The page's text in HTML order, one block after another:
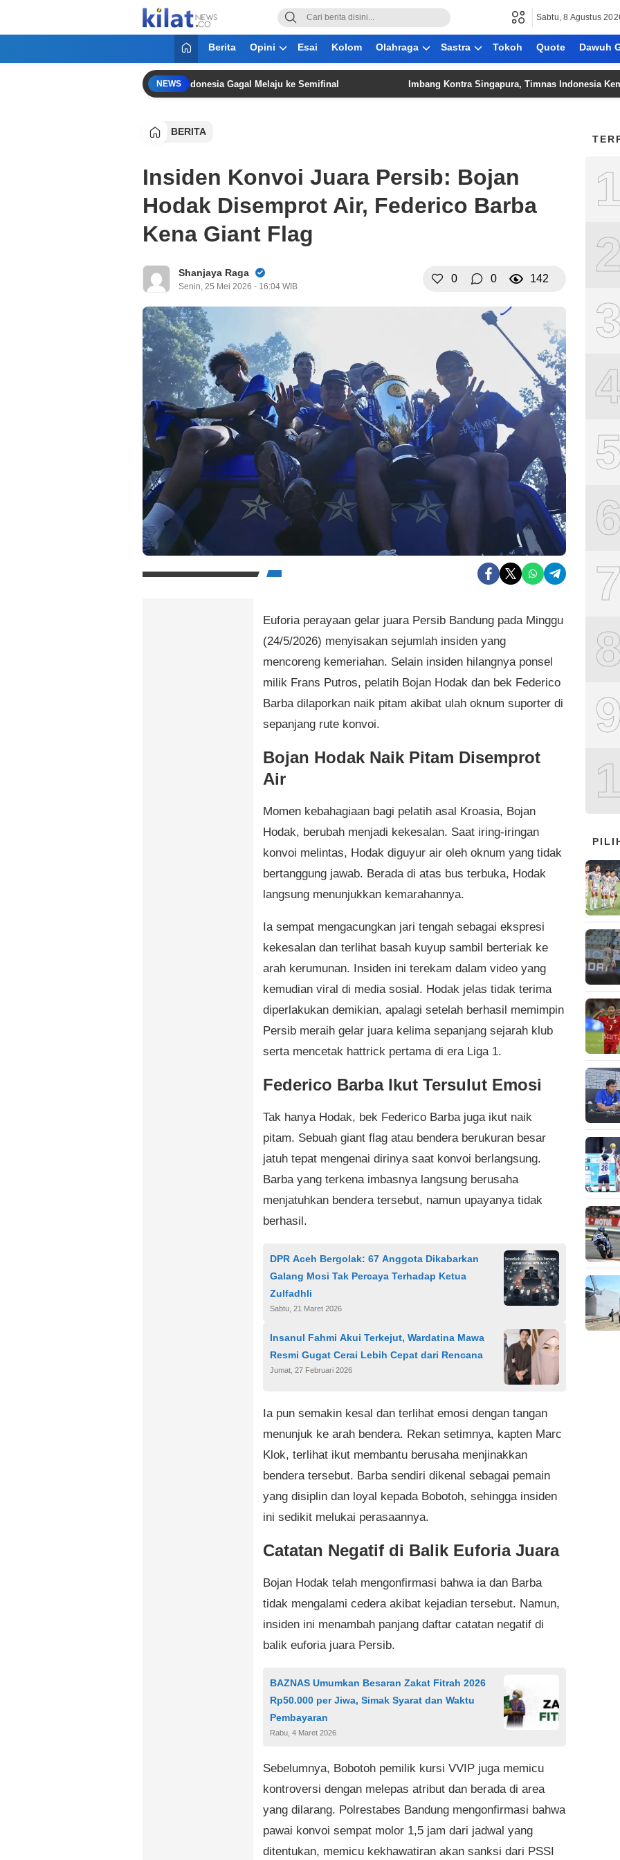
KilatNews.co
Mencerdaskan Anak Bangsa
Sabtu, 8 Agustus
Berita Opini Esai Kolom Olahraga Sastra Tokoh Quote Dawuh
NEWS
Grup A Piala AFF 2026, Timnas Indonesia Gagal Melaju ke Semifinal Imbang Kontra Singapura, Timnas Indonesia Kembali
BERITA
Insiden Konvoi Juara Persib: Bojan
Hodak Disemprot Air, Federico Barba
Kena Giant Flag
Shanjaya Raga
Senin, 25 Mei 2026 - 16:04 WIB
0 0 142
Euforia perayaan gelar juara Persib Bandung pada Minggu
(24/5/2026) menyisakan sejumlah insiden yang
mencoreng kemeriahan. Selain insiden hilangnya ponsel
milik Frans Putros, pelatih Bojan Hodak dan bek Federico
Barba dilaporkan naik pitam akibat ulah oknum suporter di
sepanjang rute konvoi.
Bojan Hodak Naik Pitam Disemprot
Air
Momen kebahagiaan bagi pelatih asal Kroasia, Bojan
Hodak, berubah menjadi kekesalan. Saat iring-iringan
konvoi melintas, Hodak diguyur air oleh oknum yang tidak
bertanggung jawab. Berada di atas bus terbuka, Hodak
langsung menunjukkan kemarahannya.
Ia sempat mengacungkan jari tengah sebagai ekspresi
kekesalan dan terlihat basah kuyup sambil berteriak ke
arah kerumunan. Insiden ini terekam dalam video yang
kemudian viral di media sosial. Hodak jelas tidak terima
diperlakukan demikian, apalagi setelah berhasil memimpin
Persib meraih gelar juara kelima sepanjang sejarah klub
serta mencetak hattrick pertama di era Liga 1.
Federico Barba Ikut Tersulut Emosi
Tak hanya Hodak, bek Federico Barba juga ikut naik
pitam. Sebuah giant flag atau bendera berukuran besar
jatuh tepat mengenai dirinya saat konvoi berlangsung.
Barba yang terkena imbasnya langsung berusaha
menjatuhkan bendera tersebut, namun upayanya tidak
berhasil.
DPR Aceh Bergolak: 67 Anggota Dikabarkan
Galang Mosi Tak Percaya Terhadap Ketua
Zulfadhli
Sabtu, 21 Maret 2026
Insanul Fahmi Akui Terkejut, Wardatina Mawa
Resmi Gugat Cerai Lebih Cepat dari Rencana
Jumat, 27 Februari 2026
Ia pun semakin kesal dan terlihat emosi dengan tangan
menunjuk ke arah bendera. Rekan setimnya, kapten Marc
Klok, terlihat ikut membantu berusaha menjinakkan
bendera tersebut. Barba sendiri dikenal sebagai pemain
yang disiplin dan loyal kepada Bobotoh, sehingga insiden
ini sedikit melukai perasaannya.
Catatan Negatif di Balik Euforia Juara
Bojan Hodak telah mengonfirmasi bahwa ia dan Barba
tidak mengalami cedera akibat kejadian tersebut. Namun,
insiden ini menambah panjang daftar catatan negatif di
balik euforia juara Persib.
BAZNAS Umumkan Besaran Zakat Fitrah 2026
Rp50.000 per Jiwa, Simak Syarat dan Waktu
Pembayaran
Rabu, 4 Maret 2026
Sebelumnya, Bobotoh pemilik kursi VVIP juga memicu
kontroversi dengan melepas atribut dan berada di area
yang dilarang. Polrestabes Bandung mengonfirmasi bahwa
pawai konvoi sempat molor 1,5 jam dari jadwal yang
ditentukan, memicu kekhawatiran akan sanksi dari PSSI